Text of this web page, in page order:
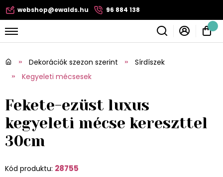
webshop@ewalds.hu 96 884 138
Dekorációk szezon szerint
Sírdíszek
Kegyeleti mécsesek
Fekete-ezüst luxus
kegyeleti mécse kereszttel
30cm
Kód produktu: 28755